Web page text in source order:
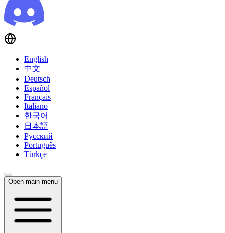
English
中文
Deutsch
Español
Français
Italiano
한국어
日本語
Русский
Português
Türkçe
Open main menu